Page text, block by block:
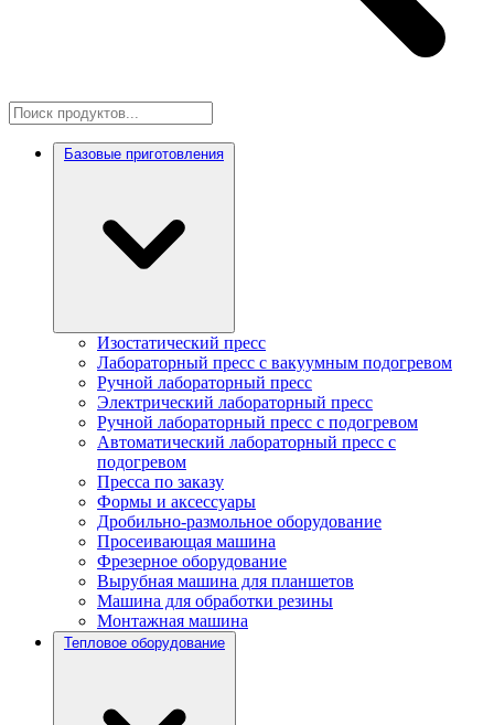
Базовые приготовления
Изостатический пресс
Лабораторный пресс с вакуумным подогревом
Ручной лабораторный пресс
Электрический лабораторный пресс
Ручной лабораторный пресс с подогревом
Автоматический лабораторный пресс с
подогревом
Пресса по заказу
Формы и аксессуары
Дробильно-размольное оборудование
Просеивающая машина
Фрезерное оборудование
Вырубная машина для планшетов
Машина для обработки резины
Монтажная машина
Тепловое оборудование